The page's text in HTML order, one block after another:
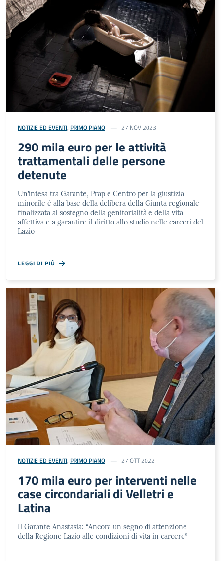
NOTIZIE ED EVENTI, PRIMO PIANO 27 NOV 2023
290 mila euro per le attività
trattamentali delle persone
detenute
Un’intesa tra Garante, Prap e Centro per la giustizia
minorile è alla base della delibera della Giunta regionale
finalizzata al sostegno della genitorialità e della vita
affettiva e a garantire il diritto allo studio nelle carceri del
Lazio
LEGGI DI PIÙ
NOTIZIE ED EVENTI, PRIMO PIANO 27 OTT 2022
170 mila euro per interventi nelle
case circondariali di Velletri e
Latina
Il Garante Anastasìa: “Ancora un segno di attenzione
della Regione Lazio alle condizioni di vita in carcere”